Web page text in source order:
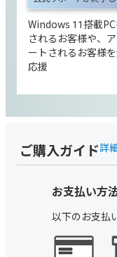
Windows 11搭載
されるお客様や、
ートされるお客様
応援
ご購入ガイド詳
お支払い方
以下のお支払